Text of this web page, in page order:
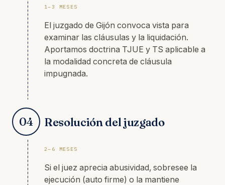
1–3 MESES
El juzgado de Gijón convoca vista para
examinar las cláusulas y la liquidación.
Aportamos doctrina TJUE y TS aplicable a
la modalidad concreta de cláusula
impugnada.
04 Resolución del juzgado
2–6 MESES
Si el juez aprecia abusividad, sobresee la
ejecución (auto firme) o la mantiene